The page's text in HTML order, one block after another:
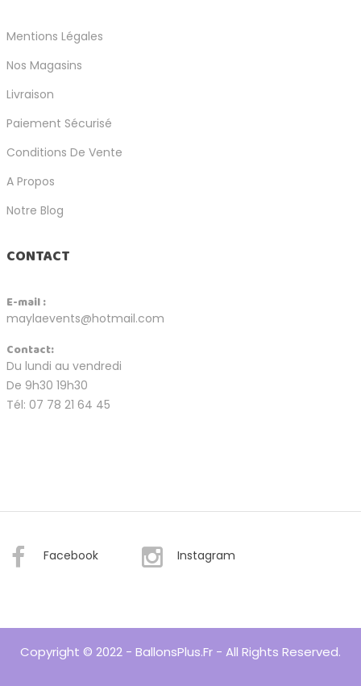
Mentions Légales
Nos Magasins
Livraison
Paiement Sécurisé
Conditions De Vente
A Propos
Notre Blog
CONTACT
E-mail :
maylaevents@hotmail.com
Contact:
Du lundi au vendredi
De 9h30 19h30
Tél: 07 78 21 64 45
Facebook Instagram
Copyright © 2022 - BallonsPlus.fr - All Rights Reserved.